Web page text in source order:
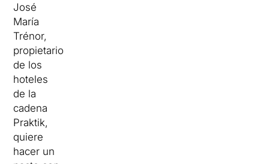
José
María
Trénor,
propietario
de los
hoteles
de la
cadena
Praktik,
quiere
hacer un